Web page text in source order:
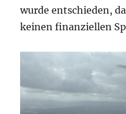
wurde entschieden,
keinen finanziellen